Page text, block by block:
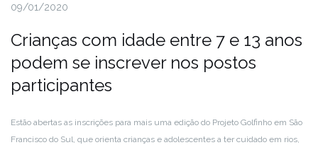
09/01/2020
Crianças com idade entre 7 e 13 anos
podem se inscrever nos postos
participantes
Estão abertas as inscrições para mais uma edição do Projeto Golfinho em São
Francisco do Sul, que orienta crianças e adolescentes a ter cuidado em rios,